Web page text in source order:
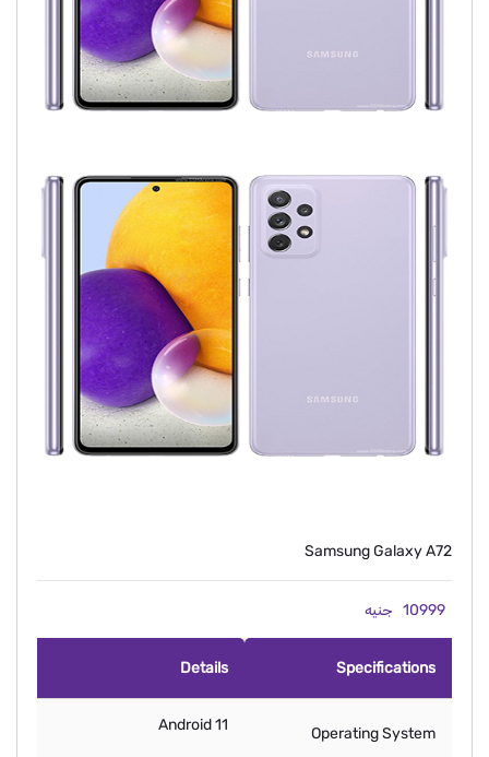
Samsung Galaxy A72
10999 جنيه
Specifications
Details
Operating System
Android 11